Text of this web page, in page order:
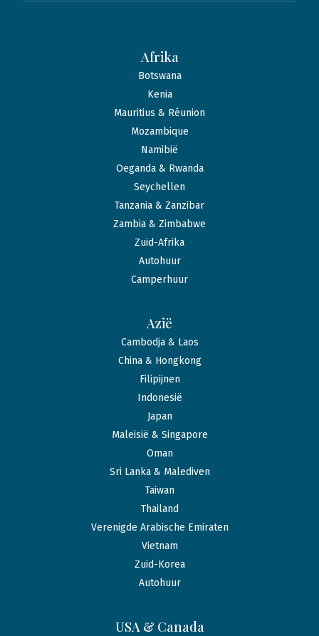
Afrika
Botswana
Kenia
Mauritius & Réunion
Mozambique
Namibië
Oeganda & Rwanda
Seychellen
Tanzania & Zanzibar
Zambia & Zimbabwe
Zuid-Afrika
Autohuur
Camperhuur
Azië
Cambodja & Laos
China & Hongkong
Filipijnen
Indonesië
Japan
Maleisië & Singapore
Oman
Sri Lanka & Malediven
Taiwan
Thailand
Verenigde Arabische Emiraten
Vietnam
Zuid-Korea
Autohuur
USA & Canada